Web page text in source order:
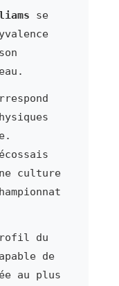
se
culture
du
de
au plus